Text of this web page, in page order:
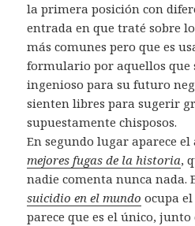
la primera posición con
entrada en que traté sobre
más comunes pero que es
formulario por aquellos
ingenioso para su futuro
sienten libres para sugerir
supuestamente chisposos.
En segundo lugar aparece
mejores fugas de la historia,
nadie comenta nunca nada.
suicidio en el mundo ocupa
parece que es el único,